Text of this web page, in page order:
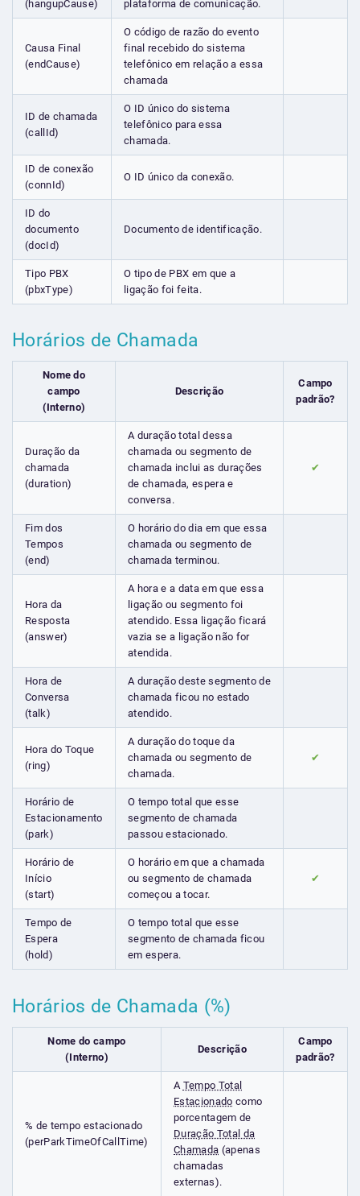
(hangupCause)
plataforma de comunicação.
Causa Final
(endCause)
O código de razão do evento
final recebido do sistema
telefônico em relação a essa
chamada
ID de chamada
(callId)
O ID único do sistema
telefônico para essa
chamada.
ID de conexão
(connId)
O ID único da conexão.
ID do
documento
(docId)
Documento de identificação.
Tipo PBX
(pbxType)
O tipo de PBX em que a
ligação foi feita.
Horários de Chamada
Nome do
campo
(Interno)
Descrição
Campo
padrão?
Duração da
chamada
(duration)
A duração total dessa
chamada ou segmento de
chamada inclui as durações
de chamada, espera e
conversa.
✔
Fim dos
Tempos
(end)
O horário do dia em que essa
chamada ou segmento de
chamada terminou.
Hora da
Resposta
(answer)
A hora e a data em que essa
ligação ou segmento foi
atendido. Essa ligação ficará
vazia se a ligação não for
atendida.
Hora de
Conversa
(talk)
A duração deste segmento de
chamada ficou no estado
atendido.
Hora do Toque
(ring)
A duração do toque da
chamada ou segmento de
chamada.
✔
Horário de
Estacionamento
(park)
O tempo total que esse
segmento de chamada
passou estacionado.
Horário de
Início
(start)
O horário em que a chamada
ou segmento de chamada
começou a tocar.
✔
Tempo de
Espera
(hold)
O tempo total que esse
segmento de chamada ficou
em espera.
Horários de Chamada (%)
Nome do campo
(Interno)
Descrição
Campo
padrão?
% de tempo estacionado
(perParkTimeOfCallTime)
A Tempo Total
Estacionado como
porcentagem de
Duração Total da
Chamada (apenas
chamadas
externas).